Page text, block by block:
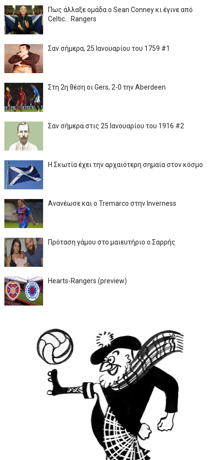
Πως άλλαξε ομάδα ο Sean Conney κι έγινε από
Celtic... Rangers
Σαν σήμερα, 25 Ιανουαρίου του 1759 #1
Στη 2η θέση οι Gers, 2-0 την Aberdeen
Σαν σήμερα στις 25 Ιανουαρίου του 1916 #2
Η Σκωτία έχει την αρχαιότερη σημαία στον κόσμο
Ανανέωσε και ο Tremarco στην Inverness
Πρόταση γάμου στο μαιευτήριο ο Σαρρής
Hearts-Rangers (preview)